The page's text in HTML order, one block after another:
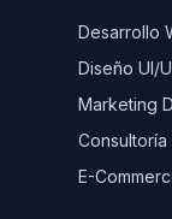
Desarrollo
Diseño UI/
Marketing
E-